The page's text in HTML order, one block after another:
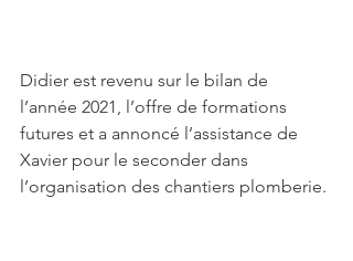
Didier est revenu sur le bilan de
l’année 2021, l’offre de formations
futures et a annoncé l’assistance de
Xavier pour le seconder dans
l’organisation des chantiers plomberie.